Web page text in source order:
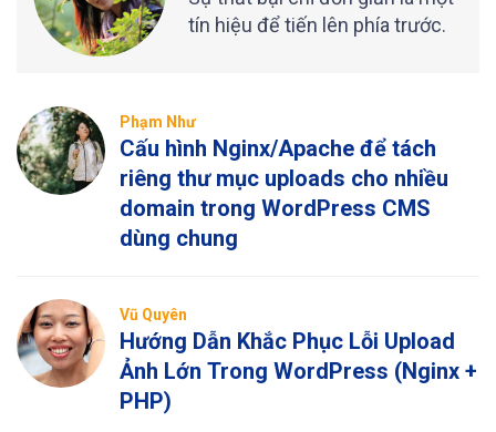
tín hiệu để tiến lên phía trước.
Phạm Như
Cấu hình Nginx/Apache để tách
riêng thư mục uploads cho nhiều
domain trong WordPress CMS
dùng chung
Vũ Quyên
Hướng Dẫn Khắc Phục Lỗi Upload
Ảnh Lớn Trong WordPress (Nginx +
PHP)